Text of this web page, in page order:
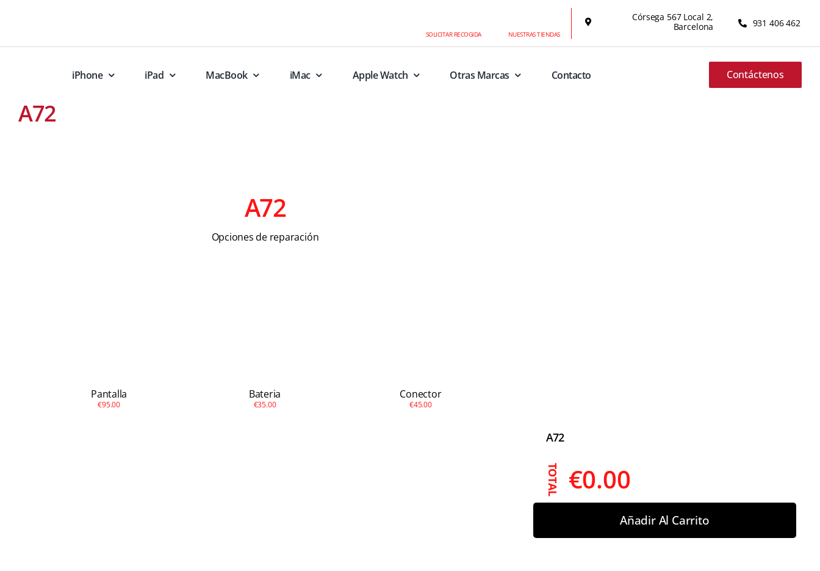
SOLICITAR RECOGIDA NUESTRAS TIENDAS
Córsega 567 Local 2,
Barcelona
931 406 462
iPhone iPad MacBook iMac Apple Watch Otras Marcas Contacto Contáctenos
A72
A72
Opciones de reparación
Pantalla
€95.00
Bateria
€35.00
Conector
€45.00
A72
TOTAL €0.00
Añadir Al Carrito